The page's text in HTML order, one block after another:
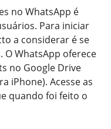
no WhatsApp é
Para iniciar
a considerar é se
O WhatsApp oferece
no Google Drive
iPhone). Acesse as
quando foi feito o